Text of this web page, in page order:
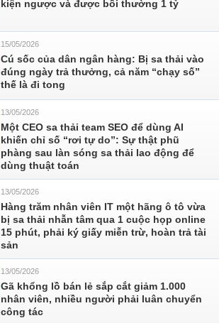
kiện ngược và được bồi thường 1 tỷ
15/05/2026
Cú sốc của dân ngân hàng: Bị sa thải vào
đúng ngày trả thưởng, cả năm “chạy số”
thế là đi tong
13/05/2026
Một CEO sa thải team SEO để dùng AI
khiến chỉ số “rơi tự do”: Sự thật phũ
phàng sau làn sóng sa thải lao động để
dùng thuật toán
13/05/2026
Hàng trăm nhân viên IT một hãng ô tô vừa
bị sa thải nhẫn tâm qua 1 cuộc họp online
15 phút, phải ký giấy miễn trừ, hoàn trả tài
sản
13/05/2026
Gã khổng lồ bán lẻ sắp cắt giảm 1.000
nhân viên, nhiều người phải luân chuyển
công tác